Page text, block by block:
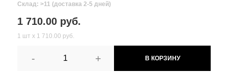
Склад: >11 (доставка 2-5 дней)
1 710.00 руб.
1 шт х 1 710.00 руб.
- + В КОРЗИНУ